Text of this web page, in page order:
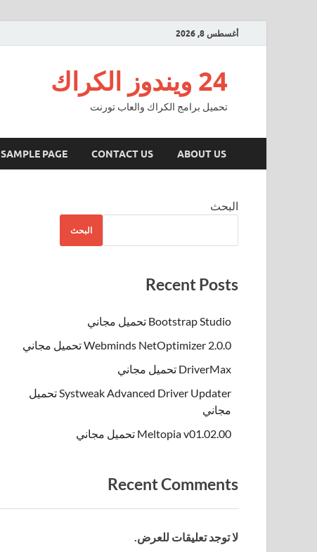
أغسطس 8, 2026
24 ويندوز الكراك
تحميل برامج الكراك والعاب تورنت
ABOUT US
CONTACT US
SAMPLE PAGE
البحث
البحث
Recent Posts
Bootstrap Studio تحميل مجاني
Webminds NetOptimizer 2.0.0 تحميل مجاني
DriverMax تحميل مجاني
Systweak Advanced Driver Updater تحميل
مجاني
Meltopia v01.02.00 تحميل مجاني
Recent Comments
لا توجد تعليقات للعرض.